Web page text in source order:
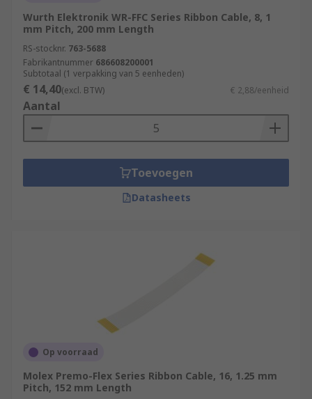
Wurth Elektronik WR-FFC Series Ribbon Cable, 8, 1
mm Pitch, 200 mm Length
RS-stocknr. 763-5688
Fabrikantnummer 686608200001
Subtotaal (1 verpakking van 5 eenheden)
€ 14,40(excl. BTW) € 2,88/eenheid
Aantal
Toevoegen
Datasheets
Op voorraad
Molex Premo-Flex Series Ribbon Cable, 16, 1.25 mm
Pitch, 152 mm Length